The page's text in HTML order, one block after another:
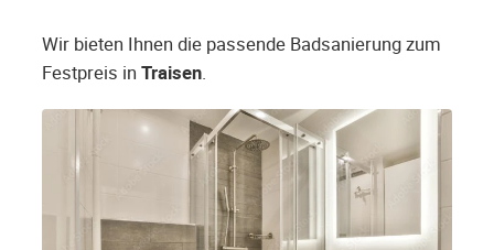
Wir bieten Ihnen die passende Badsanierung zum
Festpreis in Traisen.